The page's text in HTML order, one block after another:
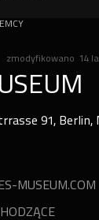
zmodyfikowano 14
91, Berlin,
MUSEUM.COM